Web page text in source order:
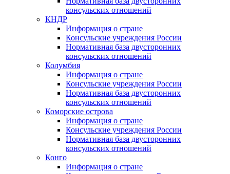
консульских отношений
КНДР
Информация о стране
Консульские учреждения России
Нормативная база двусторонних
консульских отношений
Колумбия
Информация о стране
Консульские учреждения России
Нормативная база двусторонних
консульских отношений
Коморские острова
Информация о стране
Консульские учреждения России
Нормативная база двусторонних
консульских отношений
Конго
Информация о стране